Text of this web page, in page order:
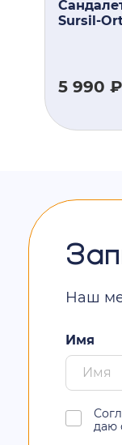
Sursil-
5 990 ₽
Наш
Имя
даю